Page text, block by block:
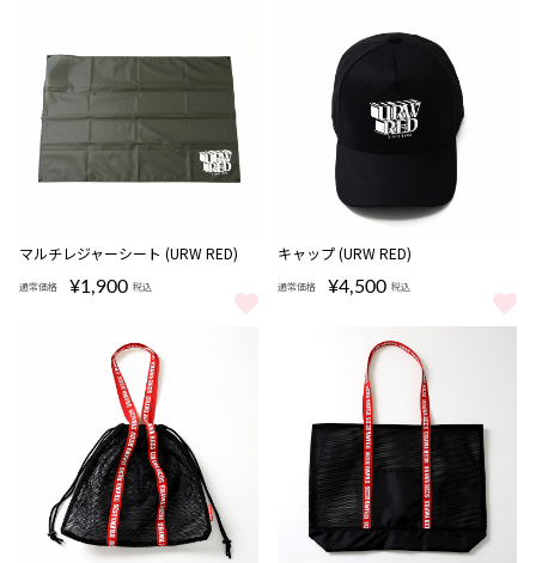
マルチレジャーシート (URW RED)
通常価格 ¥1,900 税込
マルチレジャーシート (URW RED) をもっと見る
キャップ (URW RED)
通常価格 ¥4,500 税込
キャップ (URW RED) をもっと見